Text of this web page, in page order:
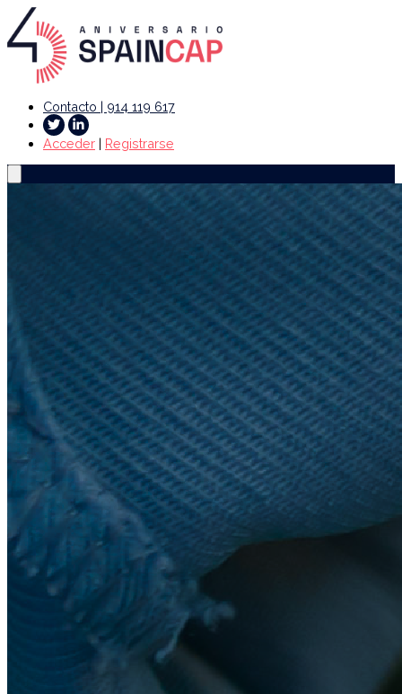
Contacto | 914 119 617
Acceder | Registrarse